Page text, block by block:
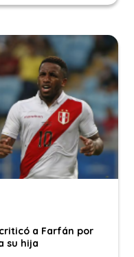
a Farfán por
su hija